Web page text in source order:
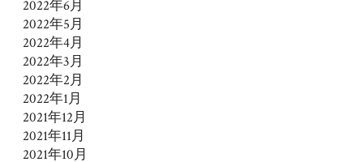
2022年6月
2022年5月
2022年4月
2022年3月
2022年2月
2022年1月
2021年12月
2021年11月
2021年10月